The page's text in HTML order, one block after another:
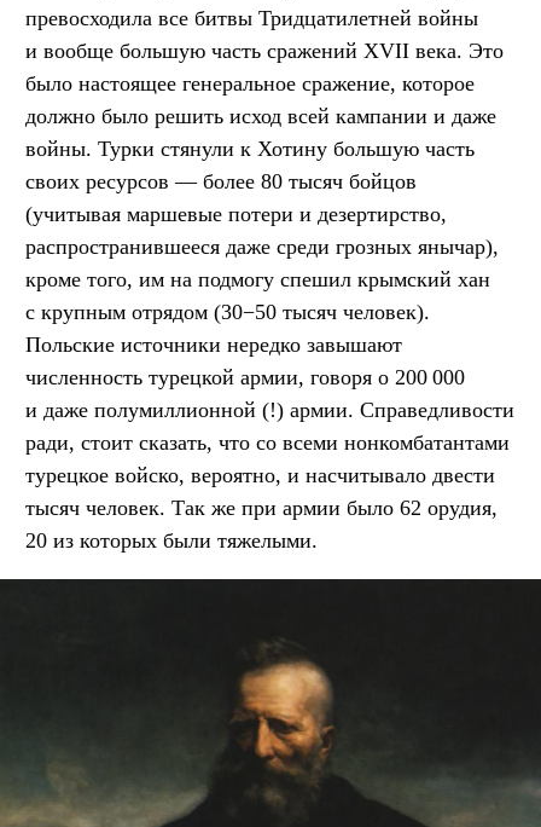
превосходила все битвы Тридцатилетней войны
и вообще большую часть сражений XVII века. Это
было настоящее генеральное сражение, которое
должно было решить исход всей кампании и даже
войны. Турки стянули к Хотину большую часть
своих ресурсов — более 80 тысяч бойцов
(учитывая маршевые потери и дезертирство,
распространившееся даже среди грозных янычар),
кроме того, им на подмогу спешил крымский хан
с крупным отрядом (30−50 тысяч человек).
Польские источники нередко завышают
численность турецкой армии, говоря о 200 000
и даже полумиллионной (!) армии. Справедливости
ради, стоит сказать, что со всеми нонкомбатантами
турецкое войско, вероятно, и насчитывало двести
тысяч человек. Так же при армии было 62 орудия,
20 из которых были тяжелыми.